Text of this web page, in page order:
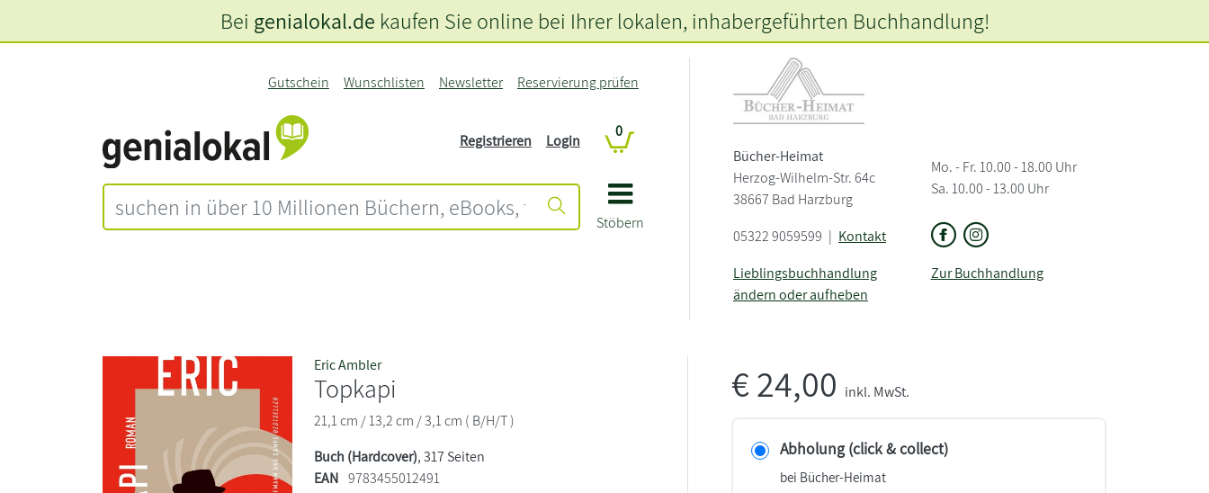
Stöbern
Gutschein Wunschlisten Newsletter Reservierung prüfen
Registrieren Login
0
Bücher-Heimat
Herzog-Wilhelm-Str. 64c
38667 Bad Harzburg
Mo. - Fr. 10.00 - 18.00 Uhr
Sa. 10.00 - 13.00 Uhr
05322 9059599 | Kontakt
Lieblingsbuchhandlung
ändern oder aufheben
Zur Buchhandlung
Bei genialokal.de kaufen Sie online bei Ihrer lokalen, inhabergeführten Buchhandlung!
Eric Ambler
Topkapi
21,1 cm / 13,2 cm / 3,1 cm ( B/H/T )
Buch (Hardcover), 317 Seiten
EAN 9783455012491
€24,00 inkl. MwSt.
Abholung (click & collect)
bei Bücher-Heimat